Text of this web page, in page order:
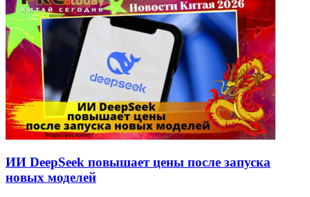
ИИ DeepSeek повышает цены после запуска
новых моделей